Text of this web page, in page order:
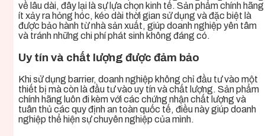
về lâu dài, đây lại là sự lựa chọn kinh tế. Sản phẩm chính hãng
ít xảy ra hỏng hóc, kéo dài thời gian sử dụng và đặc biệt là
được bảo hành từ nhà sản xuất, giúp doanh nghiệp yên tâm
và tránh những chi phí phát sinh không đáng có.
Uy tín và chất lượng được đảm bảo
Khi sử dụng barrier, doanh nghiệp không chỉ đầu tư vào một
thiết bị mà còn là đầu tư vào uy tín và chất lượng. Sản phẩm
chính hãng luôn đi kèm với các chứng nhận chất lượng và
tuân thủ các quy định an toàn quốc tế, điều này giúp doanh
nghiệp thể hiện sự chuyên nghiệp của mình.